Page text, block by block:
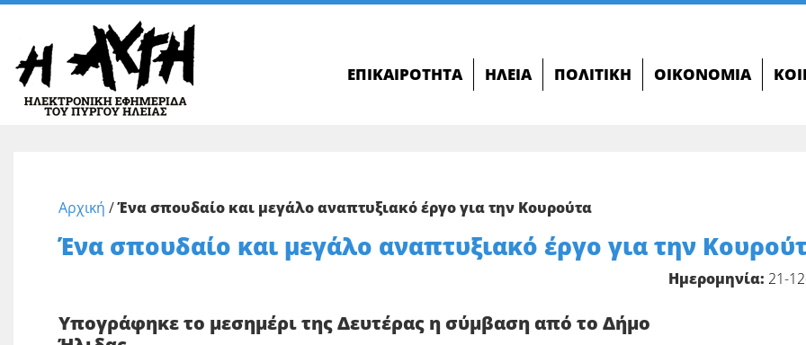
ΕΠΙΚΑΙΡΌΤΗΤΑ ΗΛΕΊΑ ΠΟΛΙΤΙΚΉ ΟΙΚΟΝΟΜΊΑ
Αρχική /Ένα σπουδαίο και μεγάλο αναπτυξιακό έργο για την Κουρούτα
Ένα σπουδαίο και μεγάλο αναπτυξιακό έργο για την
Ημερομηνία: 21-
Υπογράφηκε το μεσημέρι της Δευτέρας η σύμβαση από το Δήμο